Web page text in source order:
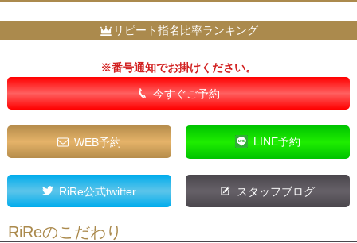
リピート指名比率ランキング
※番号通知でお掛けください。
今すぐご予約
WEB予約 LINE予約
RiRe公式twitter スタッフブログ
RiReのこだわり